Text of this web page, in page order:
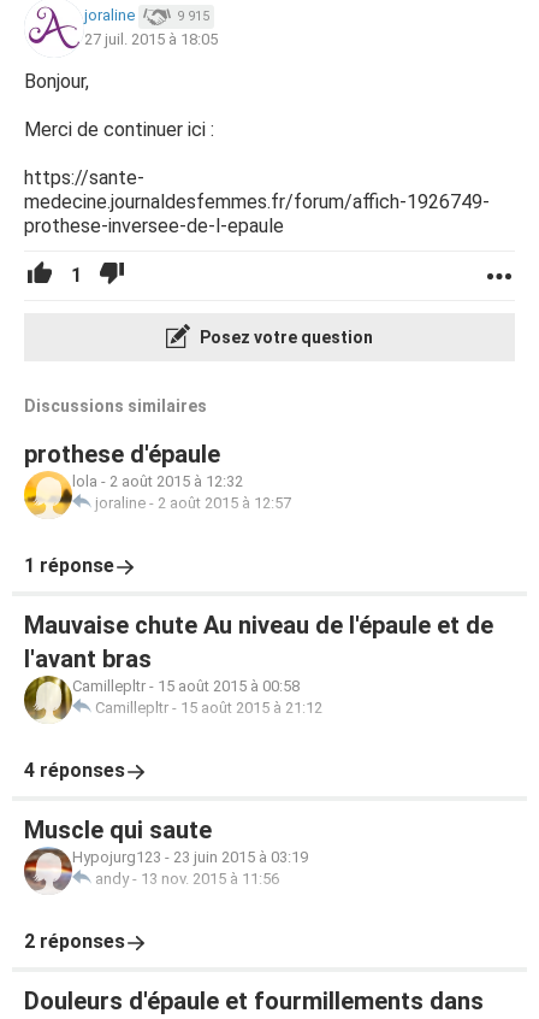
joraline 9 915
27 juil. 2015 à 18:05
Bonjour,
Merci de continuer ici :
https://sante-
medecine.journaldesfemmes.fr/forum/affich-1926749-
prothese-inversee-de-l-epaule
1
Posez votre question
Discussions similaires
prothese d'épaule
lola - 2 août 2015 à 12:32
joraline - 2 août 2015 à 12:57
1 réponse
Mauvaise chute Au niveau de l'épaule et de
l'avant bras
Camillepltr - 15 août 2015 à 00:58
Camillepltr - 15 août 2015 à 21:12
4 réponses
Muscle qui saute
Hypojurg123 - 23 juin 2015 à 03:19
andy- 13 nov. 2015 à 11:56
2 réponses
Douleurs d'épaule et fourmillements dans